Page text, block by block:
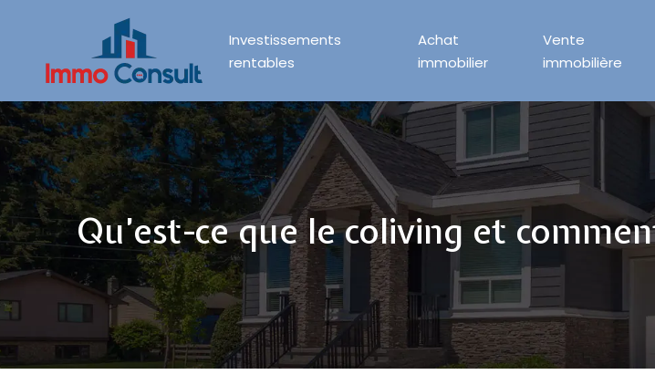
Investissements
rentables
Achat
immobilier
Vente
immobilière
Qu’est-ce que le coliving et